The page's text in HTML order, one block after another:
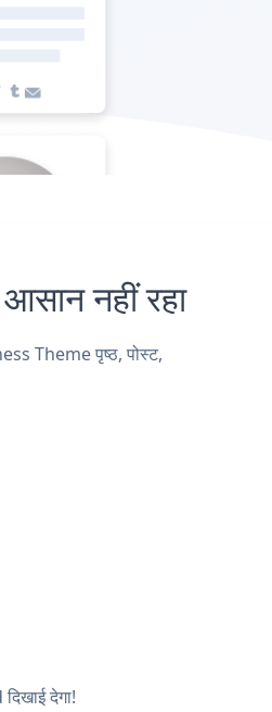
नहीं रहा
Theme पृष्ठ, पोस्ट,
देगा!